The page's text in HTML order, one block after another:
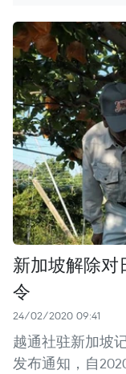
新加坡解除对
令
24/02/2020 09:41
越通社驻新加坡
发布通知，自